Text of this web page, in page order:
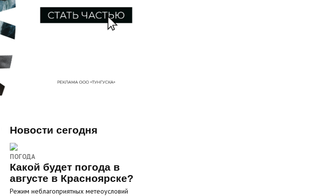
Новости сегодня
ПОГОДА
Какой будет погода в
августе в Красноярске?
Режим неблагоприятных метеоусловий